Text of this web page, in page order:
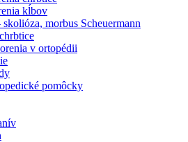
kĺbov
morbus Scheuermann
v ortopédii
pomôcky